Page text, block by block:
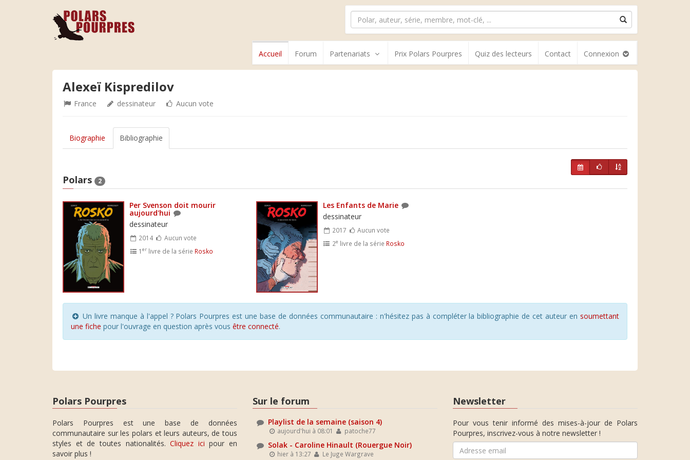
Accueil Forum Partenariats Prix Polars Pourpres Quiz des lecteurs Contact Connexion
Alexeï Kispredilov
France dessinateur Aucun vote
Biographie Bibliographie
Polars 2
Per Svenson doit mourir
aujourd'hui
dessinateur
2014
Aucun vote
1er livre de la série Rosko
Les Enfants de Marie
dessinateur
2017
Aucun vote
2e livre de la série Rosko
Un livre manque à l'appel ? Polars Pourpres est une base de données communautaire : n'hésitez pas à compléter la bibliographie de cet auteur en soumettant
une fiche pour l'ouvrage en question après vous être connecté.
Polars Pourpres
Polars Pourpres est une base de données
communautaire sur les polars et leurs auteurs, de tous
styles et de toutes nationalités.Cliquez ici pour en
savoir plus !
Sur le forum
Playlist de la semaine (saison 4)
aujourd'hui à 08:01 patoche77
Solak - Caroline Hinault (Rouergue Noir)
hier à 13:27 Le Juge Wargrave
Newsletter
Pour vous tenir informé des mises-à-jour de Polars
Pourpres, inscrivez-vous à notre newsletter !